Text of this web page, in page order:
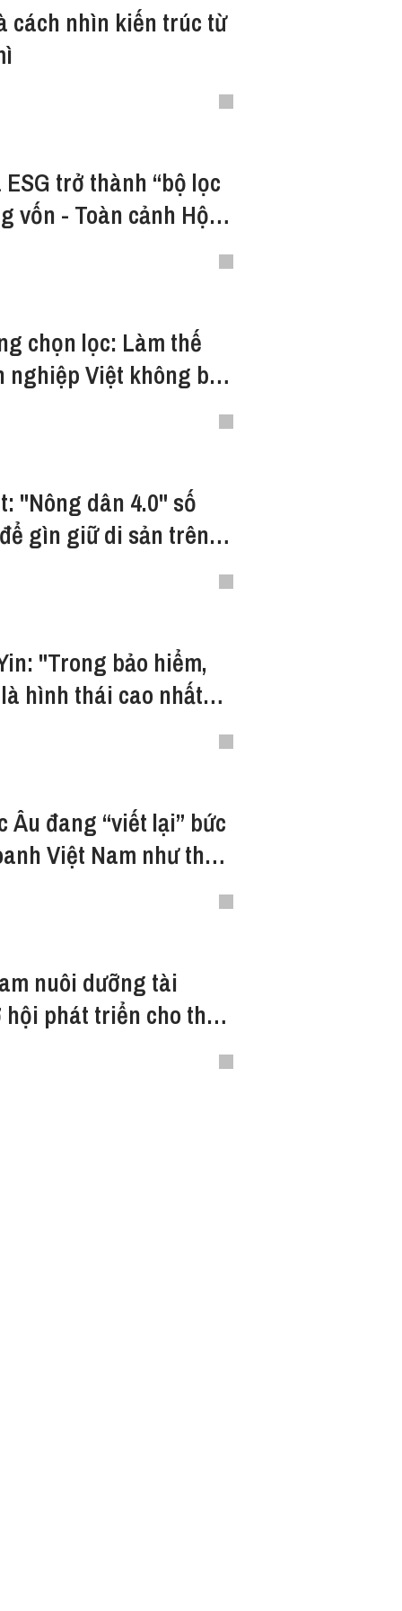
cách nhìn kiến trúc từ
trở thành “bộ lọc
vốn - Toàn cảnh Hội
Việt Nam 2026
chọn lọc: Làm thế
nghiệp Việt không bị
đầu tư ESG?
"Nông dân 4.0" số
gìn giữ di sản trên
"Trong bảo hiểm,
hình thái cao nhất
Âu đang “viết lại” bức
Việt Nam như thế
nuôi dưỡng tài
hội phát triển cho thế